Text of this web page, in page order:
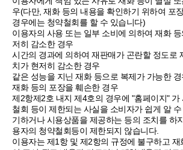
우(다만, 재화 등의 내용을 확인하기 위하여 포
경우에는 청약철회를 할 수 있습니다)
이용자의 사용 또는 일부 소비에 의하여 재화
저히 감소한 경우
시간의 경과에 의하여 재판매가 곤란할 정도로
치가 현저히 감소한 경우
같은 성능을 지닌 재화 등으로 복제가 가능한
재화 등의 포장을 훼손한 경우
제2항제2호 내지 제4호의 경우에 "홈페이지" 가
철회 등이 제한되는 사실을 소비자가 쉽게 알
기하거나 시용상품을 제공하는 등의 조치를 하
용자의 청약철회등이 제한되지 않습니다.
이용자는 제1항 및 제2항의 규정에 불구하고 재